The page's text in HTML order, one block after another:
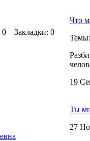
Закладки: 0
Что
Темы:
19
Ты
27